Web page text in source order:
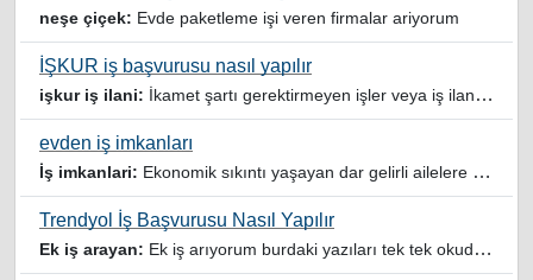
neşe çiçek: Evde paketleme işi veren firmalar ariyorum
İŞKUR iş başvurusu nasıl yapılır
işkur iş ilani: İkamet şartı gerektirmeyen işler veya iş ilanlari da listelensin. Arama sonucuna işverenin tercih ettiği ikamet illeri de eklense olmazmi
evden iş imkanları
İş imkanlari: Ekonomik sıkıntı yaşayan dar gelirli ailelere özellikle evde iş imkanı sağlayan bu durumdan istifade eden ev hanımlarına büyük bir nimet çalışmak ev Ekonomisine benim gibi destek olmak isteyenler sağlam güvenilir sitelere rağbet etsin her ilan yada reklam doğru adres olmayabiliyor arkadaşlar, bu alanda bize yol gösteren yardımcı olan doğru şekilde yönlendiren sayfaya teşekkür ederim elinize emeklerine sağlık
Trendyol İş Başvurusu Nasıl Yapılır
Ek iş arayan: Ek iş arıyorum burdaki yazıları tek tek okudum faydalı iş imkanları var tsk let